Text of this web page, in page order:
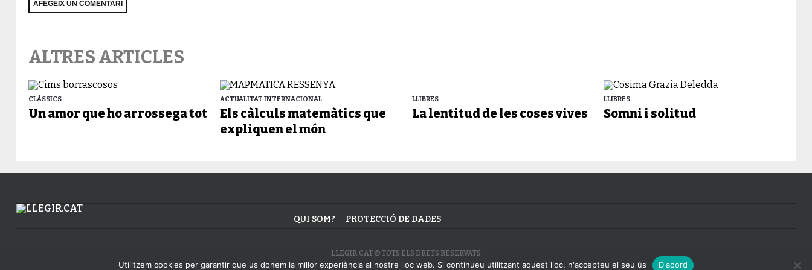
ALTRES ARTICLES
CLÀSSICS
Un amor que ho arrossega tot
ACTUALITAT INTERNACIONAL
Els càlculs matemàtics que
expliquen el món
LLIBRES
La lentitud de les coses vives
LLIBRES
Somni i solitud
QUI SOM? PROTECCIÓ DE DADES
LLEGIR.CAT © TOTS ELS DRETS RESERVATS.
Utilitzem cookies per garantir que us donem la millor experiència al nostre lloc web. Si continueu utilitzant aquest lloc, n'accepteu el seu ús D'acord